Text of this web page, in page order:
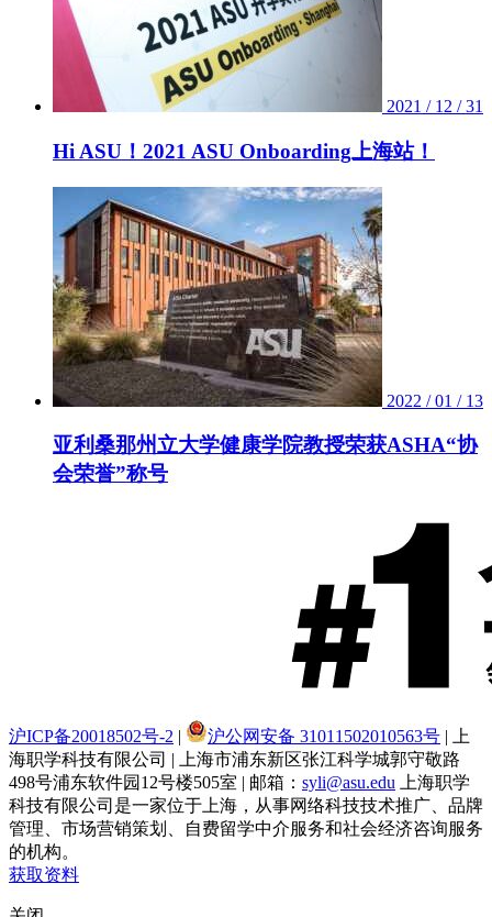
2021 / 12 / 31
Hi ASU！2021 ASU Onboarding上海站！
2022 / 01 / 13
亚利桑那州立大学健康学院教授荣获ASHA“协
会荣誉”称号
沪ICP备20018502号-2 | 沪公网安备 31011502010563号 | 上
海职学科技有限公司 | 上海市浦东新区张江科学城郭守敬路
498号浦东软件园12号楼505室 | 邮箱： syli@asu.edu
上海职学
科技有限公司是一家位于上海，从事网络科技技术推广、品牌
管理、市场营销策划、自费留学中介服务和社会经济咨询服务
的机构。
获取资料